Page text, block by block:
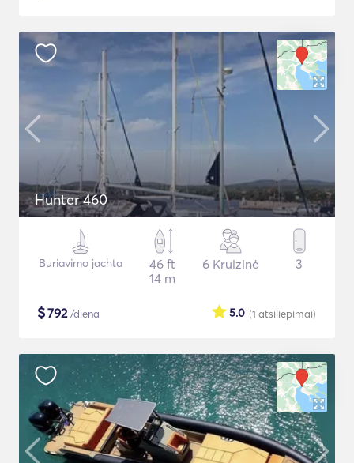
Hunter 460
Buriavimo jachta
46 ft
14 m
6 Kruizinė 3
$792/diena (1 atsiliepimai)
5.0